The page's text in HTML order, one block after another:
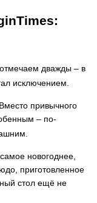
дважды – в
исключением.
привычного
– по-
новогоднее,
приготовленное
стол ещё не